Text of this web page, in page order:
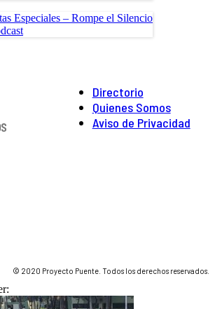
Especiales – Rompe el Silencio
Directorio
Quienes Somos
Aviso de Privacidad
© 2020 Proyecto Puente. Todos los derechos reservados.